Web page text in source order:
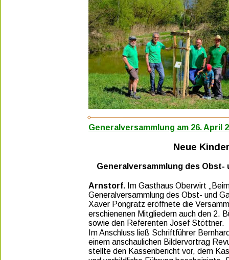
Generalversammlung am 26. April
Neue
Generalversammlung des
Arnstorf. Im Gasthaus Oberwirt
Generalversammlung des Obst- und
Xaver Pongratz eröffnete die
erschienenen Mitgliedern auch den 2.
sowie den Referenten Josef Stöttner.
Im Anschluss ließ Schriftführer
einem anschaulichen Bildervortrag
stellte den Kassenbericht vor, dem